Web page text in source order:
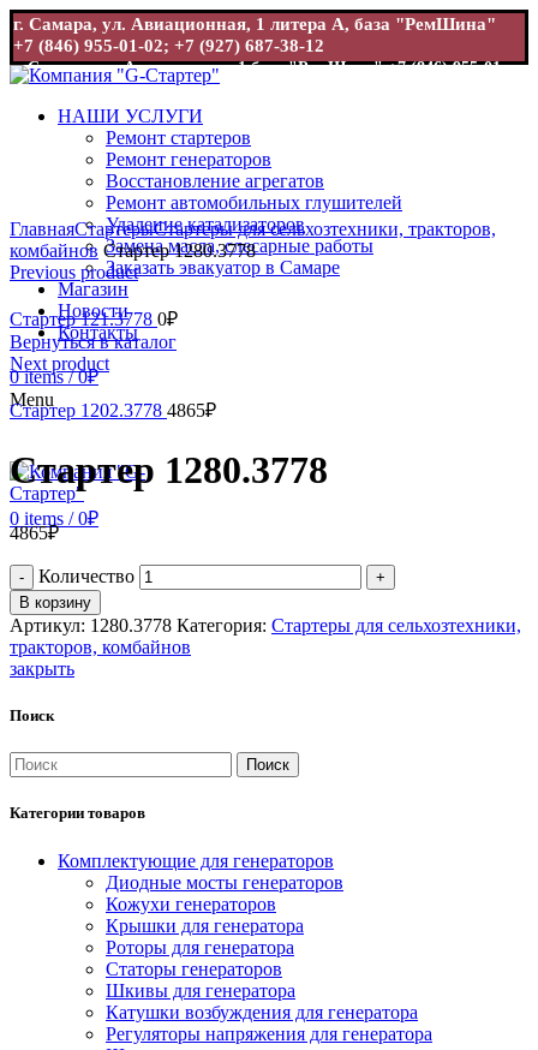
г. Самара, ул. Авиационная, 1 литера А, база "РемШина"
+7 (846) 955-01-02; +7 (927) 687-38-12
г. Самара, ул. Авиационная, 1 база "РемШина" +7 (846) 955-01-
02; +7 (927) 687-38-12
НАШИ УСЛУГИ
Ремонт стартеров
Ремонт генераторов
Восстановление агрегатов
Ремонт автомобильных глушителей
Удаление катализаторов
Замена масла, слесарные работы
Заказать эвакуатор в Самаре
Магазин
Новости
Контакты
0items / 0₽
Menu
0 items / 0₽
Увеличить
ГлавнаяСтартерыСтартеры для сельхозтехники, тракторов,
комбайнов Стартер 1280.3778
Previous product
Стартер 121.3778 0₽
Вернуться в каталог
Next product
Стартер 1202.3778 4865₽
Стартер 1280.3778
4865₽
Количество
В корзину
Артикул: 1280.3778 Категория: Стартеры для сельхозтехники,
тракторов, комбайнов
закрыть
Поиск
Поиск
Категории товаров
Комплектующие для генераторов
Диодные мосты генераторов
Кожухи генераторов
Крышки для генератора
Роторы для генератора
Статоры генераторов
Шкивы для генератора
Катушки возбуждения для генератора
Регуляторы напряжения для генератора